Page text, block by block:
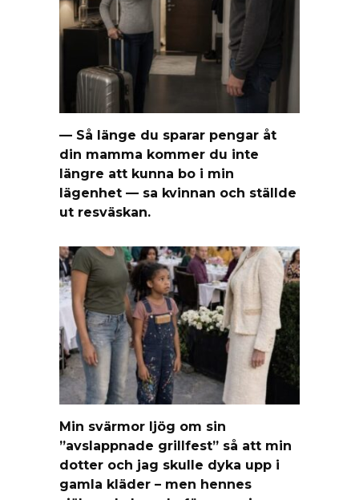
— Så länge du sparar pengar åt
din mamma kommer du inte
längre att kunna bo i min
lägenhet — sa kvinnan och ställde
ut resväskan.
Min svärmor ljög om sin
”avslappnade grillfest” så att min
dotter och jag skulle dyka upp i
gamla kläder – men hennes